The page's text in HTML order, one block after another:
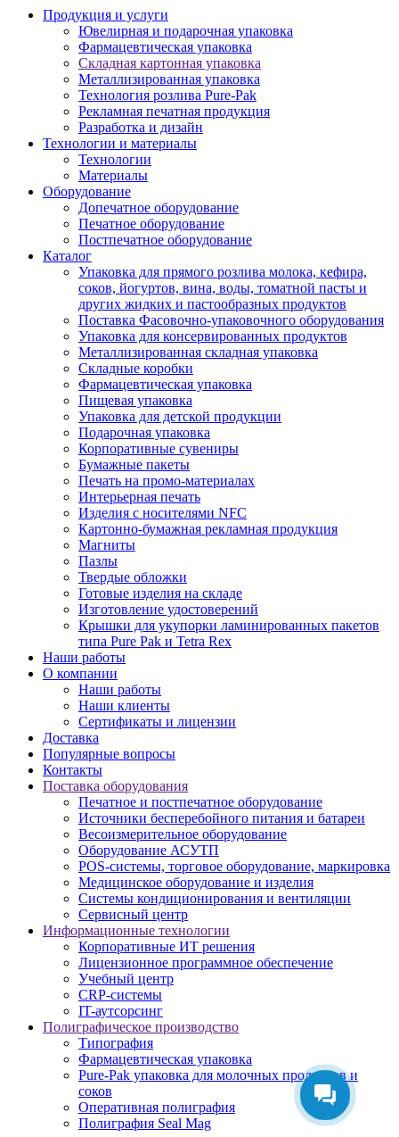
Продукция и услуги
Ювелирная и подарочная упаковка
Фармацевтическая упаковка
Складная картонная упаковка
Металлизированная упаковка
Технология розлива Pure-Pak
Рекламная печатная продукция
Разработка и дизайн
Технологии и материалы
Технологии
Материалы
Оборудование
Допечатное оборудование
Печатное оборудование
Постпечатное оборудование
Каталог
Упаковка для прямого розлива молока, кефира,
соков, йогуртов, вина, воды, томатной пасты и
других жидких и пастообразных продуктов
Поставка Фасовочно-упаковочного оборудования
Упаковка для консервированных продуктов
Металлизированная складная упаковка
Складные коробки
Фармацевтическая упаковка
Пищевая упаковка
Упаковка для детской продукции
Подарочная упаковка
Корпоративные сувениры
Бумажные пакеты
Печать на промо-материалах
Интерьерная печать
Изделия с носителями NFC
Картонно-бумажная рекламная продукция
Магниты
Пазлы
Твердые обложки
Готовые изделия на складе
Изготовление удостоверений
Крышки для укупорки ламинированных пакетов
типа Pure Pak и Tetra Rex
Наши работы
О компании
Наши работы
Наши клиенты
Сертификаты и лицензии
Доставка
Популярные вопросы
Контакты
Поставка оборудования
Печатное и постпечатное оборудование
Источники бесперебойного питания и батареи
Весоизмерительное оборудование
Оборудование АСУТП
POS-системы, торговое оборудование, маркировка
Медицинское оборудование и изделия
Системы кондиционирования и вентиляции
Сервисный центр
Информационные технологии
Корпоративные ИТ решения
Лицензионное программное обеспечение
Учебный центр
CRP-системы
IT-аутсорсинг
Полиграфическое производство
Типография
Фармацевтическая упаковка
Pure-Pak упаковка для молочных продуктов и
соков
Оперативная полиграфия
Полиграфия Seal Mag